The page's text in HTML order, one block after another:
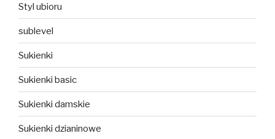
Styl ubioru
sublevel
Sukienki
Sukienki basic
Sukienki damskie
Sukienki dzianinowe